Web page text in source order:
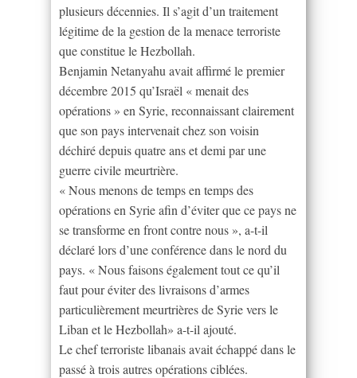
plusieurs décennies. Il s’agit d’un traitement
légitime de la gestion de la menace terroriste
que constitue le Hezbollah.
Benjamin Netanyahu avait affirmé le premier
décembre 2015 qu’Israël « menait des
opérations » en Syrie, reconnaissant clairement
que son pays intervenait chez son voisin
déchiré depuis quatre ans et demi par une
guerre civile meurtrière.
« Nous menons de temps en temps des
opérations en Syrie afin d’éviter que ce pays ne
se transforme en front contre nous », a-t-il
déclaré lors d’une conférence dans le nord du
pays. « Nous faisons également tout ce qu’il
faut pour éviter des livraisons d’armes
particulièrement meurtrières de Syrie vers le
Liban et le Hezbollah» a-t-il ajouté.
Le chef terroriste libanais avait échappé dans le
passé à trois autres opérations ciblées.